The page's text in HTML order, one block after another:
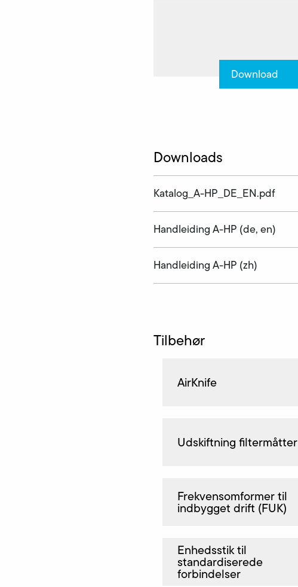
Download
Downloads
Katalog_A-HP_DE_EN.pdf
Handleiding A-HP (de, en)
Handleiding A-HP (zh)
Tilbehør
AirKnife
Udskiftning filtermåtter
Frekvensomformer til
indbygget drift (FUK)
Enhedsstik til
standardiserede
forbindelser